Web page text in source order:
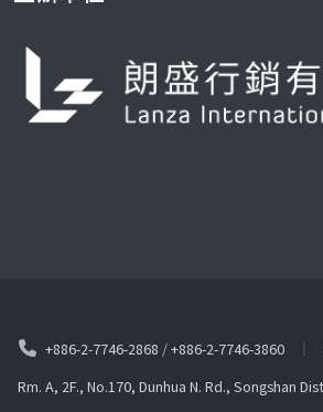
+886-2-7746-2868 /+886-2-7746-3860
Rm. A, 2F., No.170, Dunhua N. Rd., Songshan